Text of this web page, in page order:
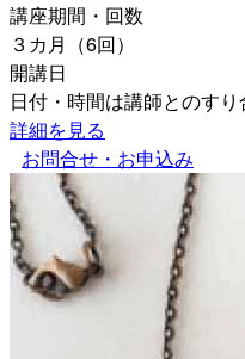
講座期間・回数
３カ月（6回）
開講日
日付・時間は講師とのす
詳細を見る
お問合せ・お申込み